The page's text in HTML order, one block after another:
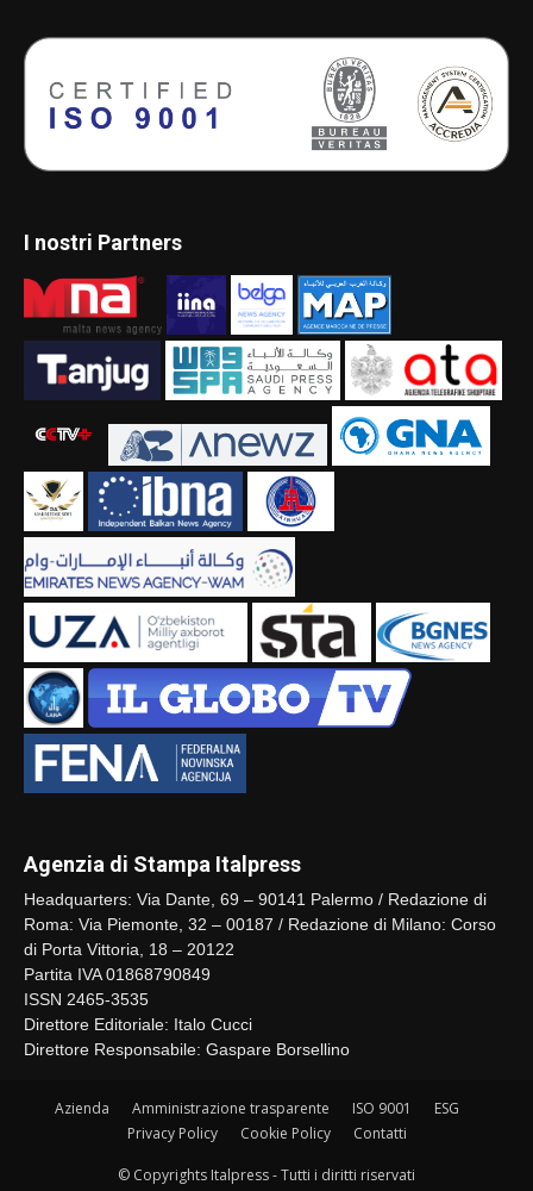
I nostri Partners
Agenzia di Stampa Italpress
Headquarters: Via Dante, 69 – 90141 Palermo / Redazione di
Roma: Via Piemonte, 32 – 00187 / Redazione di Milano: Corso
di Porta Vittoria, 18 – 20122
Partita IVA 01868790849
ISSN 2465-3535
Direttore Editoriale: Italo Cucci
Direttore Responsabile: Gaspare Borsellino
Azienda Amministrazione trasparente ISO 9001
ESG
Privacy Policy
Cookie Policy Contatti
© Copyrights Italpress - Tutti i diritti riservati